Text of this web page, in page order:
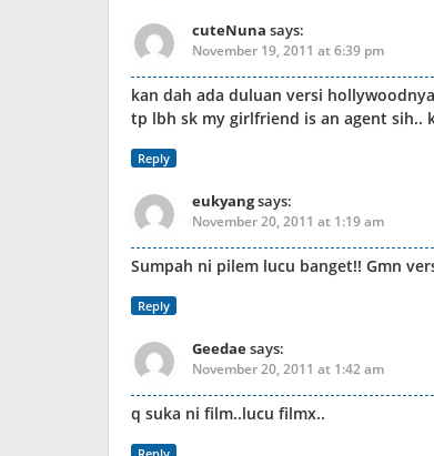
cuteNuna says:
November 19, 2011 at 6:39 pm
kan dah ada duluan versi
tp lbh sk my girlfriend is an agent sih..
Reply
eukyangsays:
November 20, 2011 at 1:19 am
Sumpah ni pilem lucu banget!! Gmn
Reply
Geedaesays:
November 20, 2011 at 1:42 am
q suka ni film..lucu filmx..